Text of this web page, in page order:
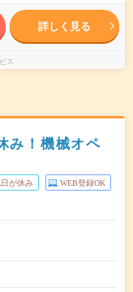
詳しく見る
ス
み！機械オペ
が休み WEB登録OK